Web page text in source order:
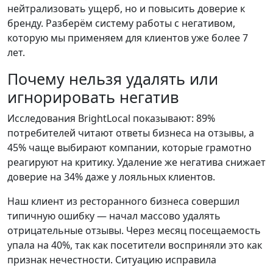
нейтрализовать ущерб, но и повысить доверие к
бренду. Разберём систему работы с негативом,
которую мы применяем для клиентов уже более 7
лет.
Почему нельзя удалять или
игнорировать негатив
Исследования BrightLocal показывают: 89%
потребителей читают ответы бизнеса на отзывы, а
45% чаще выбирают компании, которые грамотно
реагируют на критику. Удаление же негатива снижает
доверие на 34% даже у лояльных клиентов.
Наш клиент из ресторанного бизнеса совершил
типичную ошибку — начал массово удалять
отрицательные отзывы. Через месяц посещаемость
упала на 40%, так как посетители восприняли это как
признак нечестности. Ситуацию исправила